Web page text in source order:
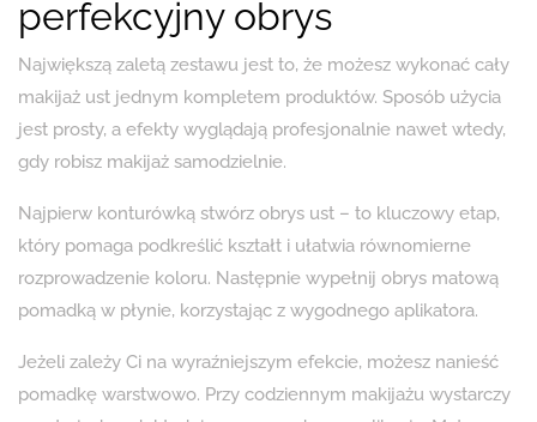
perfekcyjny obrys
Największą zaletą zestawu jest to, że możesz wykonać cały
makijaż ust jednym kompletem produktów. Sposób użycia
jest prosty, a efekty wyglądają profesjonalnie nawet wtedy,
gdy robisz makijaż samodzielnie.
Najpierw konturówką stwórz obrys ust – to kluczowy etap,
który pomaga podkreślić kształt i ułatwia równomierne
rozprowadzenie koloru. Następnie wypełnij obrys matową
pomadką w płynie, korzystając z wygodnego aplikatora.
Jeżeli zależy Ci na wyraźniejszym efekcie, możesz nanieść
pomadkę warstwowo. Przy codziennym makijażu wystarczy